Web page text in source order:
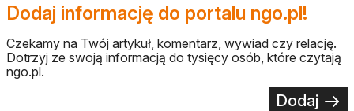
Dodaj informację do portalu ngo.pl!
Czekamy na Twój artykuł, komentarz, wywiad czy relację.
Dotrzyj ze swoją informacją do tysięcy osób, które czytają
ngo.pl.
Dodaj